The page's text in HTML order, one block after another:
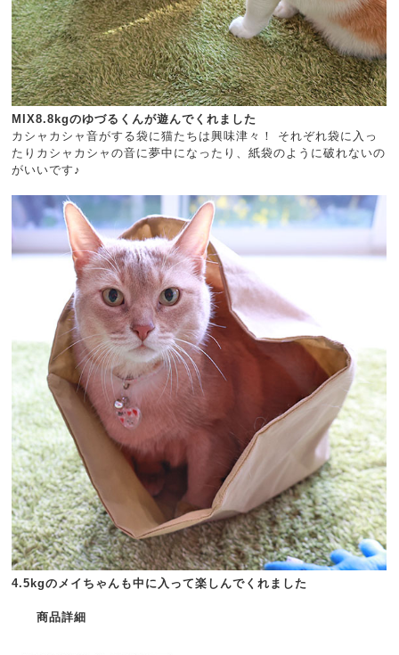
MIX8.8kgのゆづるくんが遊んでくれました
カシャカシャ音がする袋に猫たちは興味津々！ それぞれ袋に入っ
たりカシャカシャの音に夢中になったり、紙袋のように破れないの
がいいです♪
4.5kgのメイちゃんも中に入って楽しんでくれました
商品詳細